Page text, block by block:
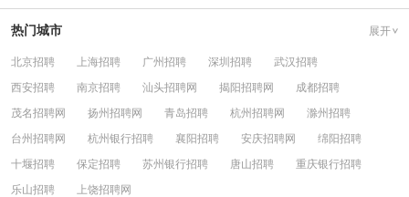
热门城市 展开
北京招聘 上海招聘 广州招聘 深圳招聘
武汉招聘
西安招聘
南京招聘 汕头招聘网 揭阳招聘网
成都招聘
茂名招聘网
扬州招聘网 青岛招聘 杭州招聘网
滁州招聘
台州招聘网
杭州银行招聘 襄阳招聘 安庆招聘网
绵阳招聘
十堰招聘
保定招聘 苏州银行招聘 唐山招聘
重庆银行招聘
乐山招聘
上饶招聘网